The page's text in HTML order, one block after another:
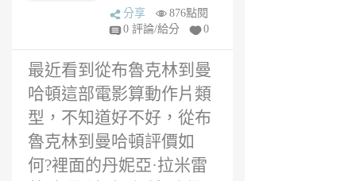
生
6
分享
876點閱
0 評論/給分
0
最近看到從布魯克林到曼
哈頓這部電影算動作片類
型，不知道好不好，從布
魯克林到曼哈頓評價如
何?裡面的丹妮亞·拉米雷